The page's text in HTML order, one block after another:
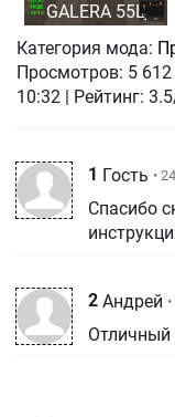
GALERA 55L
Категория мода:
Просмотров: 5 612
10:32
| Рейтинг:
1 Гость •
Спасибо
2 Андрей
Отличный